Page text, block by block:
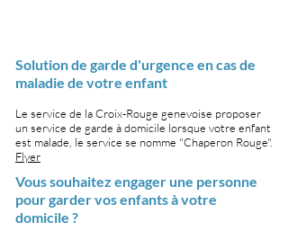
Solution de garde d'urgence en cas de
maladie de votre enfant
Le service de la Croix-Rouge genevoise proposer
un service de garde à domicile lorsque votre enfant
est malade, le service se nomme "Chaperon Rouge".
Flyer
Vous souhaitez engager une personne
pour garder vos enfants à votre
domicile ?